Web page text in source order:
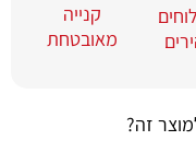
קנייה
מאובטחת
זה?